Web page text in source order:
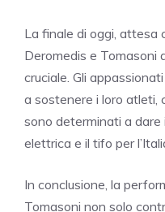
La finale di oggi, attesa
Deromedis e Tomasoni
cruciale. Gli
a sostenere i loro atleti,
sono determinati a dare
elettrica e il tifo per
In conclusione, la
Tomasoni non solo